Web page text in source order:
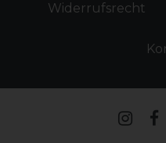
Widerrufs­recht